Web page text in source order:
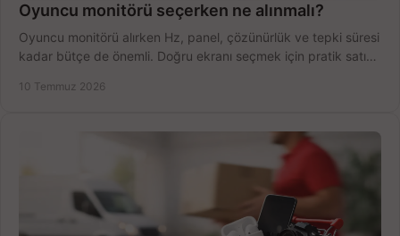
Oyuncu monitörü seçerken ne alınmalı?
Oyuncu monitörü alırken Hz, panel, çözünürlük ve tepki süresi
kadar bütçe de önemli. Doğru ekranı seçmek için pratik satın
10 Temmuz 2026